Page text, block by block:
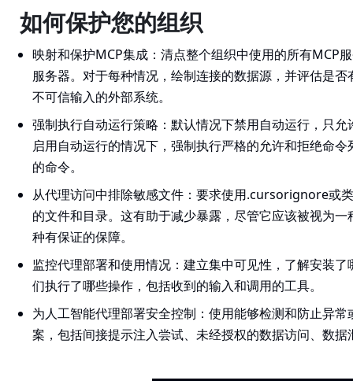
如何保护您的组织
映射和保护MCP集成：清点整个组织中使用的所有MCP
服务器。对于每种情况，绘制连接的数据源，并评估是
不可信输入的外部系统。
强制执行自动运行策略：默认情况下禁用自动运行，只
启用自动运行的情况下，强制执行严格的允许和拒绝命
的命令。
从代理访问中排除敏感文件：要求使用.cursorignore或
的文件和目录。这有助于减少暴露，尽管它应该被视为
种有保证的保障。
监控代理部署和使用情况：建立集中可见性，了解安装
们执行了哪些操作，包括收到的输入和调用的工具。
为人工智能代理部署安全控制：使用能够检测和防止异
案，包括间接提示注入尝试、未经授权的数据访问、数